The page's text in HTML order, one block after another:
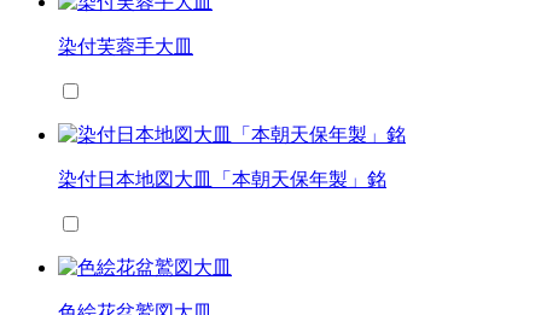
染付芙蓉手大皿
染付日本地図大皿「本朝天保年製」銘